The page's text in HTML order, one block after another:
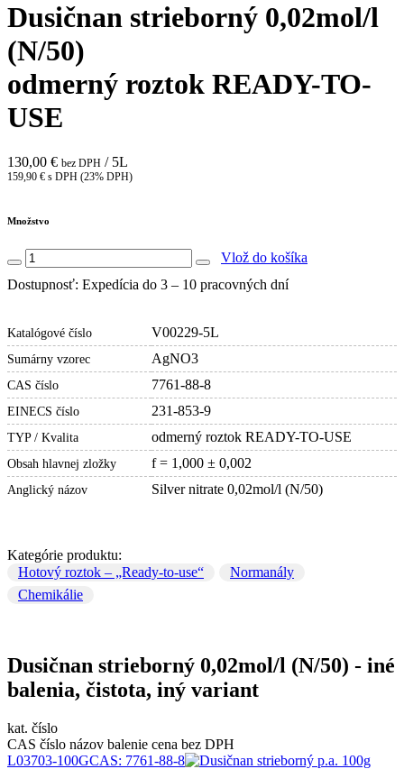
Dusičnan strieborný 0,02mol/l
(N/50)
odmerný roztok READY-TO-
USE
130,00 € bez DPH / 5L
159,90 € s DPH (23% DPH)
Množstvo
Vlož do košíka
Dostupnosť: Expedícia do 3 – 10 pracovných dní
Katalógové číslo V00229-5L
Sumárny vzorec AgNO3
CAS číslo 7761-88-8
EINECS číslo 231-853-9
TYP / Kvalita odmerný roztok READY-TO-USE
Obsah hlavnej zložky f = 1,000 ± 0,002
Anglický názov Silver nitrate 0,02mol/l (N/50)
Kategórie produktu:
Hotový roztok – „Ready-to-use“
Normanály
Chemikálie
Dusičnan strieborný 0,02mol/l (N/50) - iné
balenia, čistota, iný variant
kat. číslo
CAS číslo názov balenie cena bez DPH
L03703-100GCAS: 7761-88-8